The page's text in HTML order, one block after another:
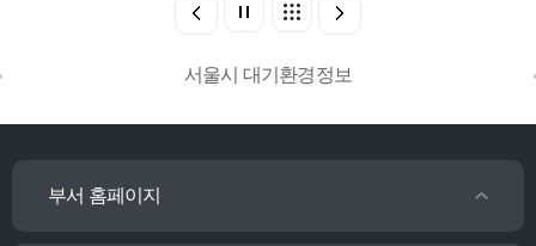
서울시 대기환경정보
부서 홈페이지